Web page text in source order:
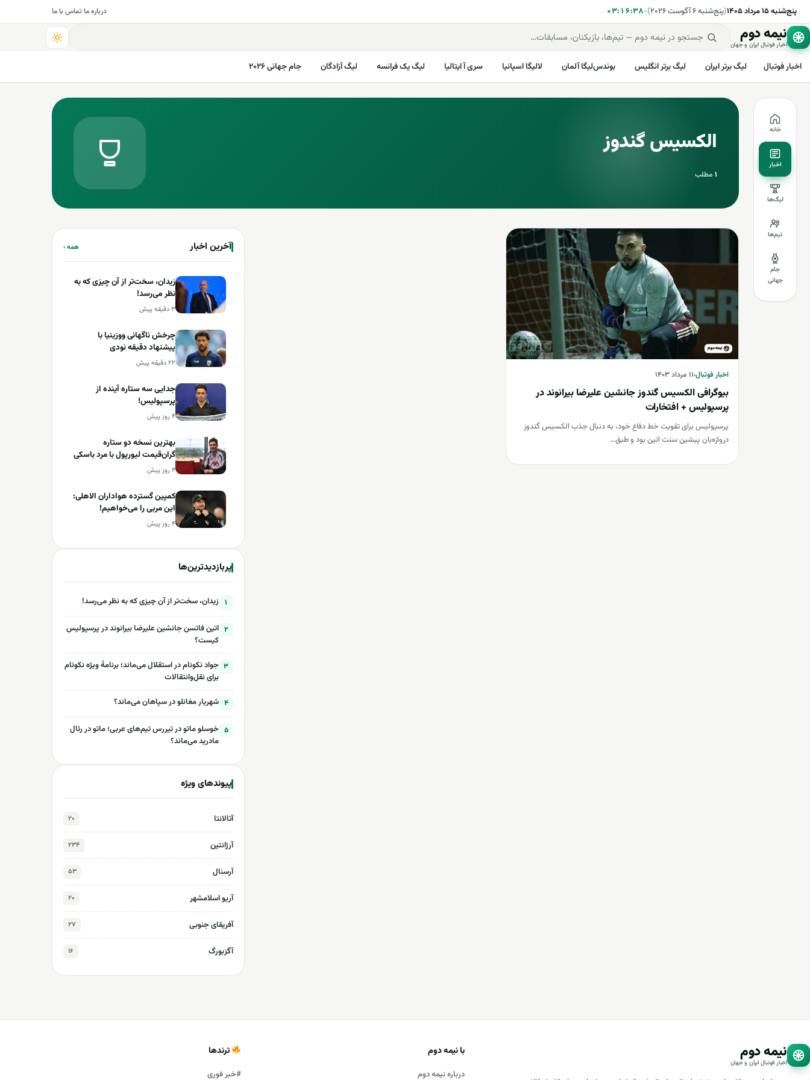
پنج‌شنبه ۱۵ مرداد ۱۴۰۵ (پنج‌شنبه ۶ آگوست ۲۰۲۶ )
-۰۳:۱۶:۳۸ درباره ما·تماس با ما
نیمه دوم
اخبار فوتبال ایران و جهان
اخبار فوتبال لیگ برتر ایران لیگ برتر انگلیس بوندس‌لیگا آلمان لالیگا اسپانیا سری آ ایتالیا لیگ یک فرانسه لیگ آزادگان جام جهانی ۲۰۲۶
خانه
اخبار
لیگ‌ها
تیم‌ها
جام
جهانی
الکسیس گندوز
۱ مطلب
اخبار فوتبال ۱۱ مرداد ۱۴۰۳
بیوگرافی الکسیس گندوز جانشین علیرضا بیرانوند در
پرسپولیس + افتخارات
پرسپولیس برای تقویت خط دفاع خود، به دنبال جذب الکسیس گندوز
دروازه‌بان پیشین سنت اتین بود و طبق…
آخرین اخبار همه ›
زیدان، سخت‌تر از آن چیزی که به
نظر می‌رسد!
۳ دقیقه پیش
چرخش ناگهانی ووزینیا با
پیشنهاد دقیقه نودی
۲۲ دقیقه پیش
جدایی سه ستاره آینده از
پرسپولیس!
۴ روز پیش
بهترین نسخه دو ستاره
گران‌قیمت لیورپول با مرد باسکی
۴ روز پیش
کمپین گسترده هواداران الاهلی:
این مربی را می‌خواهیم!
۴ روز پیش
پربازدیدترین‌ها
۱ زیدان، سخت‌تر از آن چیزی که به نظر می‌رسد!
۲ اتین فاتسن جانشین علیرضا بیرانوند در پرسپولیس
کیست؟
۳ جواد نکونام در استقلال می‌ماند؛ برنامۀ ویژه نکونام
برای نقل‌وانتقالات
۴ شهریار مغانلو در سپاهان می‌ماند؟
۵ خوسلو ماتو در تیررس تیم‌های عربی؛ ماتو در رئال
مادرید می‌ماند؟
پیوندهای ویژه
آتالانتا ۲۰
آرژانتین ۲۳۴
آرسنال ۵۳
آریو اسلامشهر ۲۰
آفریقای جنوبی ۲۷
آگزبورگ ۱۶
نیمه دوم
اخبار فوتبال ایران و جهان
با نیمه دوم
درباره نیمه دوم
ترندها
#خبر فوری